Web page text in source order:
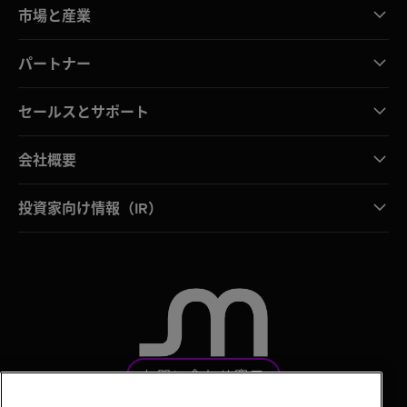
市場と産業
パートナー
セールスとサポート
会社概要
投資家向け情報（IR）
お問い合わせ窓口